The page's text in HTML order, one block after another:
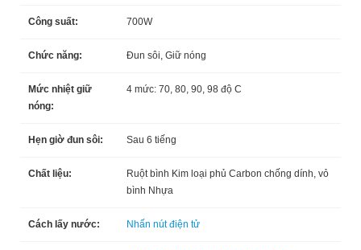
Công suất: 700W
Chức năng: Đun sôi, Giữ nóng
Mức nhiệt giữ
nóng:
4 mức: 70, 80, 90, 98 độ C
Hẹn giờ đun sôi: Sau 6 tiếng
Chất liệu:
Ruột bình Kim loại phủ Carbon chống dính, vỏ
bình Nhựa
Cách lấy nước: Nhấn nút điện tử